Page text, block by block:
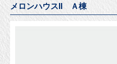
メロンハウスⅡ Ａ棟